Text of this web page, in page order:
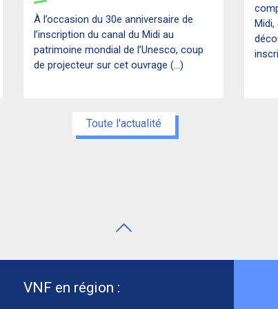
À l’occasion du 30e anniversaire de
l’inscription du canal du Midi au
patrimoine mondial de l’Unesco, coup
de projecteur sur cet ouvrage (...)
Toute l'actualité
VNF en région :